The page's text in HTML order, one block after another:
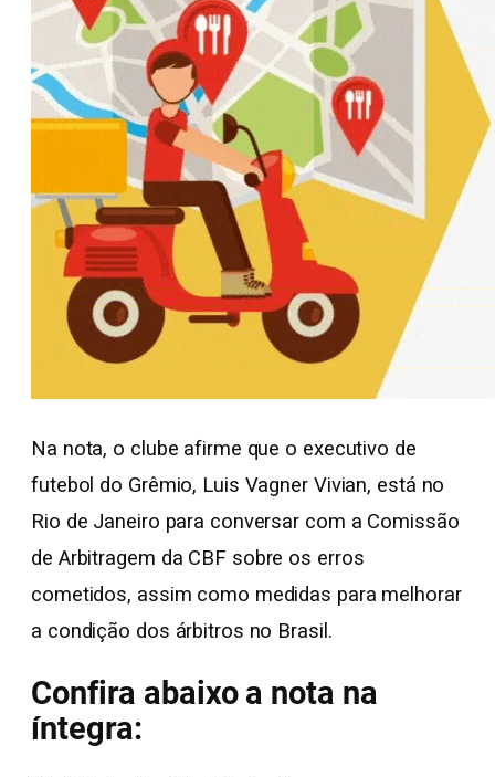
Na nota, o clube afirme que o executivo de
futebol do Grêmio, Luis Vagner Vivian, está no
Rio de Janeiro para conversar com a Comissão
de Arbitragem da CBF sobre os erros
cometidos, assim como medidas para melhorar
a condição dos árbitros no Brasil.
Confira abaixo a nota na
íntegra: